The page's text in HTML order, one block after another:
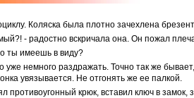
Коляска была плотно зачехлена
- радостно вскричала она. Он пожал
ты имеешь в виду?
уже немного раздражать. Точно так же
увязывается. Не отгонять же ее палкой.
противоугонный крюк, вставил ключ в